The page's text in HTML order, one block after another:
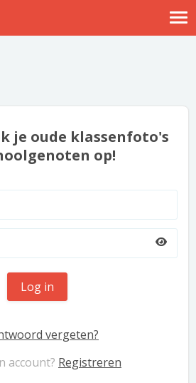
Help
je oude klassenfoto's
op!
Log in
vergeten?
account? Registreren